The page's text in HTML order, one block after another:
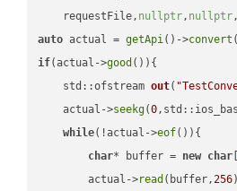
    requestFile,
nullptr, nullptr,
auto actual = getApi()->convert
if(actual->good ()){
std::ofstream out(
    actual->
seekg(0
while(!actual->eof()){
char* buffer = new char
        actual->
read (buffer,256